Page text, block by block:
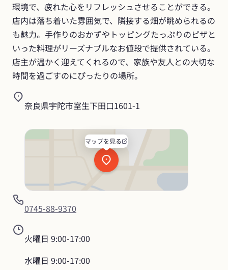
環境で、疲れた心をリフレッシュさせることができる。
店内は落ち着いた雰囲気で、隣接する畑が眺められるの
も魅力。手作りのおかずやトッピングたっぷりのピザと
いった料理がリーズナブルなお値段で提供されている。
店主が温かく迎えてくれるので、家族や友人との大切な
時間を過ごすのにぴったりの場所。
奈良県宇陀市室生下田口1601-1
マップを見る
0745-88-9370
火曜日 9:00-17:00
水曜日 9:00-17:00